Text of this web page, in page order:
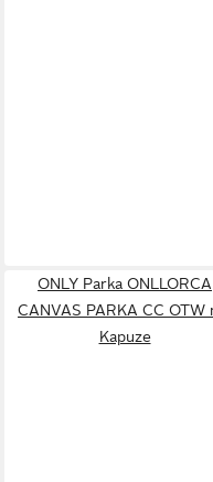
ONLY Parka ONLLORCA
CANVAS PARKA CC OTW
Kapuze